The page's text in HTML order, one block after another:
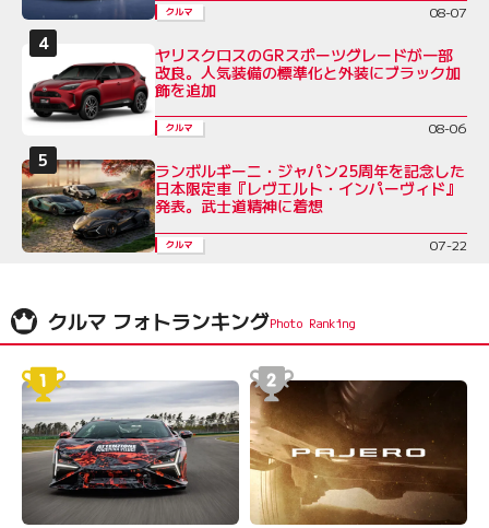
クルマ 08-07
ヤリスクロスのGRスポーツグレードが一部
改良。人気装備の標準化と外装にブラック加
飾を追加
クルマ 08-06
ランボルギーニ・ジャパン25周年を記念した
日本限定車『レヴエルト・インパーヴィド』
発表。武士道精神に着想
クルマ 07-22
クルマ フォトランキング